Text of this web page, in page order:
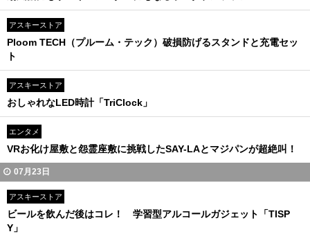
アスキーストア
Ploom TECH（プルーム・テック）破損防げるスタンドと充電セッ
ト
アスキーストア
おしゃれなLED時計「TriClock」
エンタメ
VRお化け屋敷と怨霊座敷に挑戦したSAY-LAとマジパンが超絶叫！
07月23日
アスキーストア
ビールを飲んだ後はコレ！ 学習型アルコールガジェット「TISP
Y」